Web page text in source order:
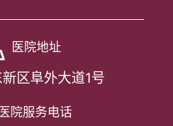
医院地址
区阜外大道1号
医院服务电话